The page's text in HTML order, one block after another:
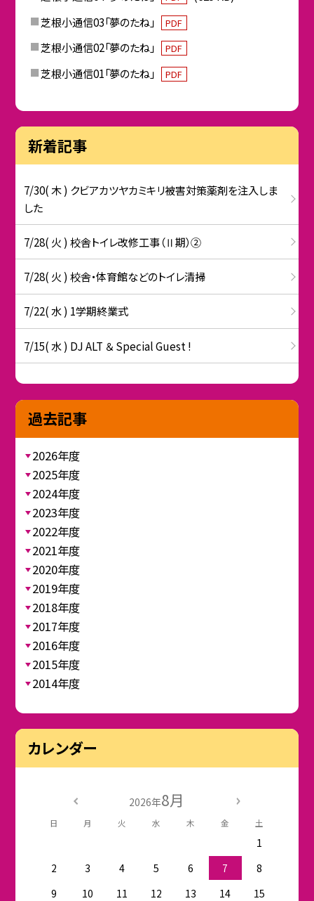
芝根小通信03「夢のたね」
PDF
芝根小通信02「夢のたね」 PDF
芝根小通信01「夢のたね」 PDF
新着記事
7/30( 木 ) クビアカツヤカミキリ被害対策薬剤を注入しま
した
7/28( 火 ) 校舎トイレ改修工事（Ⅱ期）②
7/28( 火 ) 校舎・体育館などのトイレ清掃
7/22( 水 ) 1学期終業式
7/15( 水 ) DJ ALT ＆ Special Guest !
過去記事
2026年度
2025年度
2024年度
2023年度
2022年度
2021年度
2020年度
2019年度
2018年度
2017年度
2016年度
2015年度
2014年度
カレンダー
2026年8月
日 月 火 水 木 金 土
1
2
3 4 5 6 7
8
9
10 11 12 13 14
15